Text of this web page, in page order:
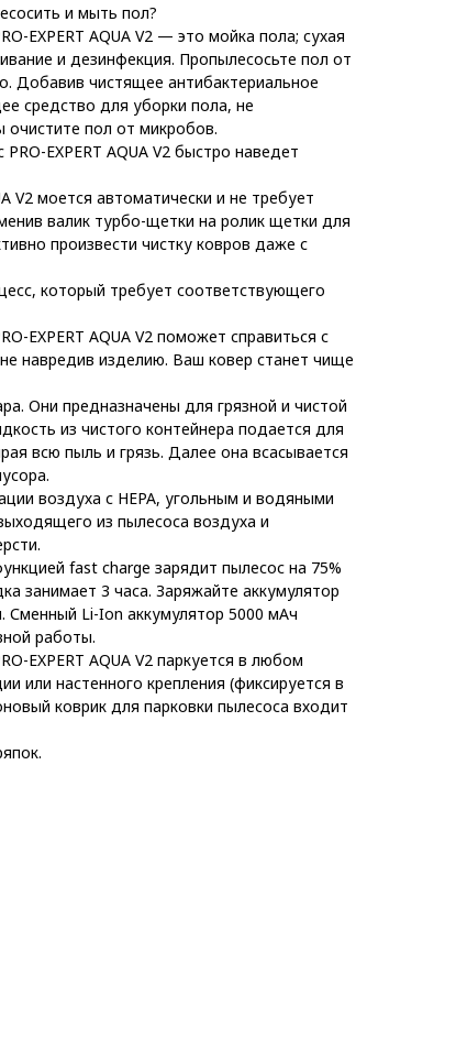
и мыть пол?
EXPERT AQUA V2 — это мойка пола; cухая
и дезинфекция. Пропылесосьте пол от
Добавив чистящее антибактериальное
средство для уборки пола, не
пол от микробов.
EXPERT AQUA V2 быстро наведет
V2 моется автоматически и не требует
валик турбо-щетки на ролик щетки для
произвести чистку ковров даже с
который требует соответствующего
EXPERT AQUA V2 поможет справиться с
навредив изделию. Ваш ковер станет чище
Они предназначены для грязной и чистой
из чистого контейнера подается для
всю пыль и грязь. Далее она всасывается
воздуха с HEPA, угольным и водяными
из пылесоса воздуха и
fast charge зарядит пылесос на 75%
занимает 3 часа. Заряжайте аккумулятор
Сменный Li-Ion аккумулятор 5000 мАч
работы.
EXPERT AQUA V2 паркуется в любом
или настенного крепления (фиксируется в
коврик для парковки пылесоса входит